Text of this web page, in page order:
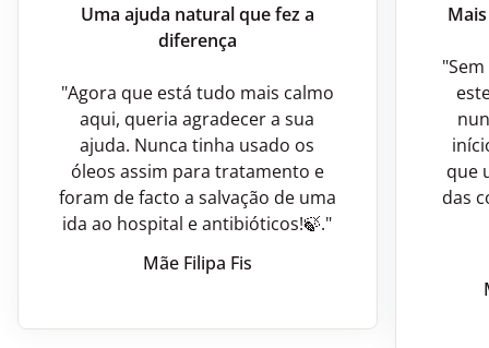
Uma ajuda natural que fez a
diferença
"Agora que está tudo mais calmo
aqui, queria agradecer a sua
ajuda. Nunca tinha usado os
óleos assim para tratamento e
foram de facto a salvação de uma
ida ao hospital e antibióticos!🍃."
Mãe Filipa Fis
que
das